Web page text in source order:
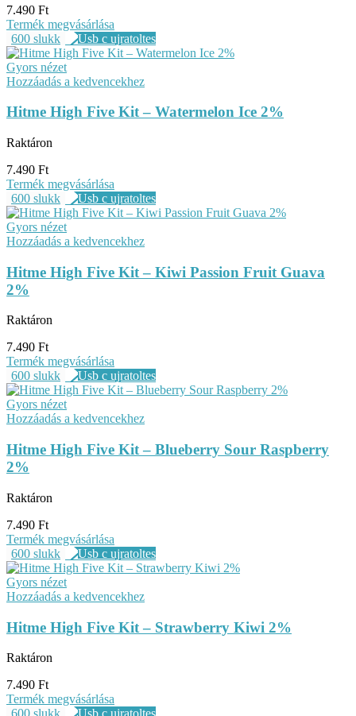
7.490 Ft
Termék megvásárlása
600 slukk
Gyors nézet
Hozzáadás a kedvencekhez
Hitme High Five Kit – Watermelon Ice 2%
Raktáron
7.490 Ft
Termék megvásárlása
600 slukk
Gyors nézet
Hozzáadás a kedvencekhez
Hitme High Five Kit – Kiwi Passion Fruit Guava
2%
Raktáron
7.490 Ft
Termék megvásárlása
600 slukk
Gyors nézet
Hozzáadás a kedvencekhez
Hitme High Five Kit – Blueberry Sour Raspberry
2%
Raktáron
7.490 Ft
Termék megvásárlása
600 slukk
Gyors nézet
Hozzáadás a kedvencekhez
Hitme High Five Kit – Strawberry Kiwi 2%
Raktáron
7.490 Ft
Termék megvásárlása